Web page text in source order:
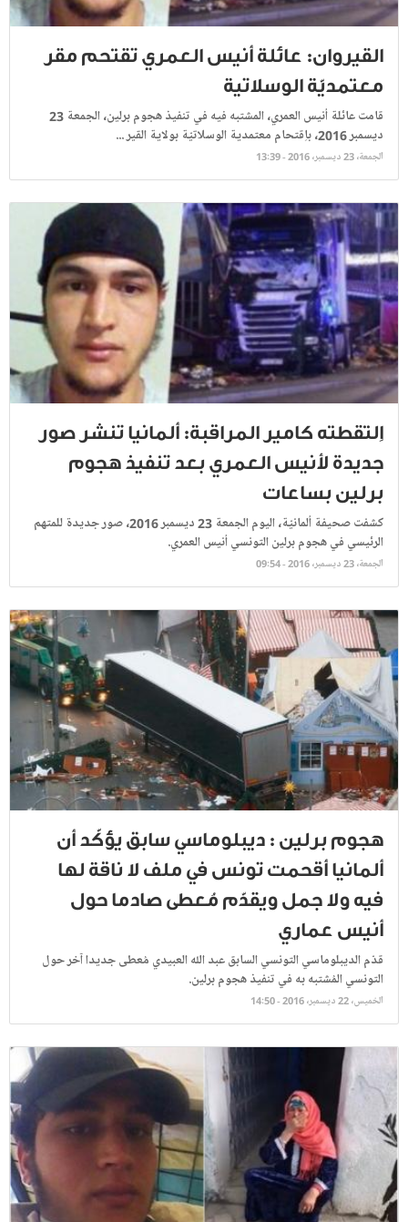
القيروان: عائلة أنيس العمري تقتحم مقر
معتمديّة الوسلاتية
قامت عائلة أنيس العمري، المشتبه فيه في تنفيذ هجوم برلين، الجمعة 23
ديسمبر 2016، باِقتحام معتمدية الوسلاتيّة بولاية القير ...
الجمعة، 23 ديسمبر، 2016 - 13:39
اِلتقطته كامير المراقبة: ألمانيا تنشر صور
جديدة لأنيس العمري بعد تنفيذ هجوم
برلين بساعات
كشفت صحيفة ألمانيّة، اليوم الجمعة 23 ديسمبر 2016، صور جديدة للمتهم
الرئيسي في هجوم برلين التونسي أنيس العمري.
الجمعة، 23 ديسمبر، 2016 - 09:54
هجوم برلين : ديبلوماسي سابق يؤكّد أن
ألمانيا أقحمت تونس في ملف لا ناقة لها
فيه ولا جمل ويقدّم مُعطى صادما حول
أنيس عماري
قدّم الديبلوماسي التونسي السابق عبد الله العبيدي مُعطى جديدا آخر حول
التونسي المُشتبه به في تنفيذ هجوم برلين.
الخميس، 22 ديسمبر، 2016 - 14:50